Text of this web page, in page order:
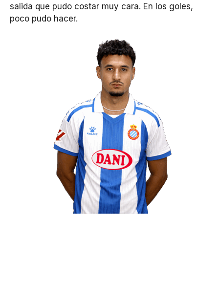
salida que pudo costar muy cara. En los goles,
poco pudo hacer.